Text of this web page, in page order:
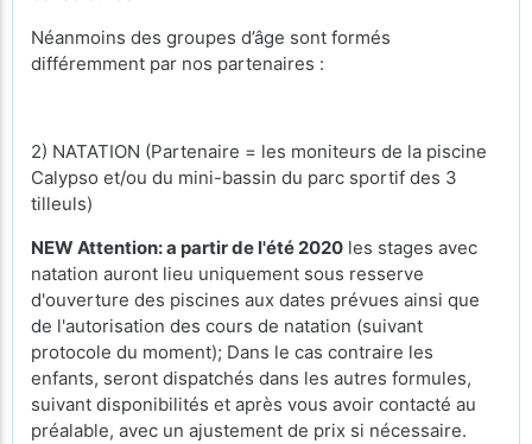
Néanmoins des groupes d’âge sont formés
différemment par nos partenaires :
2) NATATION (Partenaire = les moniteurs de la piscine
Calypso et/ou du mini-bassin du parc sportif des 3
tilleuls)
NEW Attention: a partir de l'été 2020 les stages avec
natation auront lieu uniquement sous resserve
d'ouverture des piscines aux dates prévues ainsi que
de l'autorisation des cours de natation (suivant
protocole du moment); Dans le cas contraire les
enfants, seront dispatchés dans les autres formules,
suivant disponibilités et après vous avoir contacté au
préalable, avec un ajustement de prix si nécessaire.